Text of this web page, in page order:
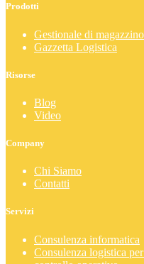
Prodotti
Gestionale di magazzino
Gazzetta Logistica
Risorse
Blog
Video
Company
Chi Siamo
Contatti
Servizi
Consulenza informatica
Consulenza logistica